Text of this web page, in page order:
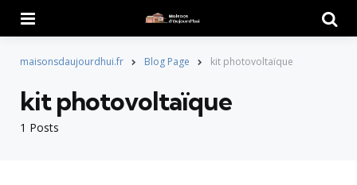
maisonsdaujourdhui.fr Blog Page kit photovoltaïque
1 Posts
kit photovoltaïque